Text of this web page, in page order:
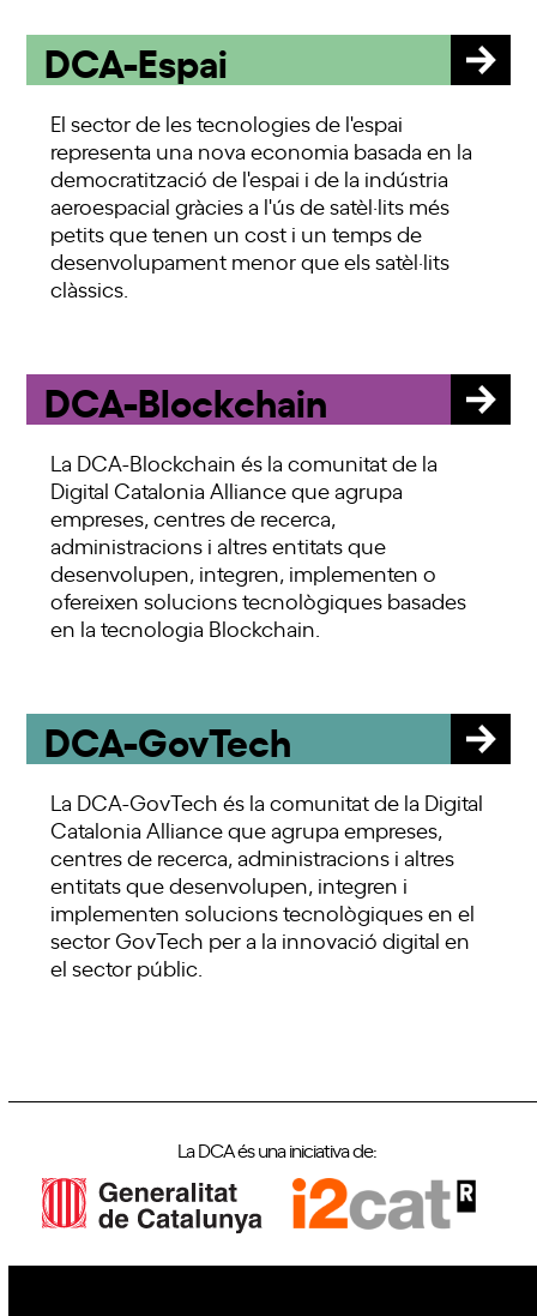
DCA-Espai
El sector de les tecnologies de l'espai
representa una nova economia basada en la
democratització de l'espai i de la indústria
aeroespacial gràcies a l'ús de satèl·lits més
petits que tenen un cost i un temps de
desenvolupament menor que els satèl·lits
clàssics.
DCA-Blockchain
La DCA-Blockchain és la comunitat de la
Digital Catalonia Alliance que agrupa
empreses, centres de recerca,
administracions i altres entitats que
desenvolupen, integren, implementen o
ofereixen solucions tecnològiques basades
en la tecnologia Blockchain.
DCA-GovTech
La DCA-GovTech és la comunitat de la Digital
Catalonia Alliance que agrupa empreses,
centres de recerca, administracions i altres
entitats que desenvolupen, integren i
implementen solucions tecnològiques en el
sector GovTech per a la innovació digital en
el sector públic.
La DCA és una iniciativa de: